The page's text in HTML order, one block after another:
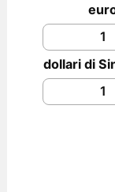
dollari di